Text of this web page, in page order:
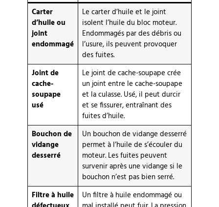
Carter
d’huile ou
joint
endommagé
Le carter d’huile et le joint
isolent l’huile du bloc moteur.
Endommagés par des débris ou
l’usure, ils peuvent provoquer
des fuites.
Joint de
cache-
soupape
usé
Le joint de cache-soupape crée
un joint entre le cache-soupape
et la culasse. Usé, il peut durcir
et se fissurer, entraînant des
fuites d’huile.
Bouchon de
vidange
desserré
Un bouchon de vidange desserré
permet à l’huile de s’écouler du
moteur. Les fuites peuvent
survenir après une vidange si le
bouchon n’est pas bien serré.
Filtre à huile
Un filtre à huile endommagé ou